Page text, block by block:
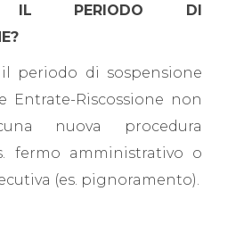
IL PERIODO DI
periodo di sospensione
Entrate-Riscossione non
nuova procedura
fermo amministrativo o
(es. pignoramento).